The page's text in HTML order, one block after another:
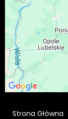
Strona Główna